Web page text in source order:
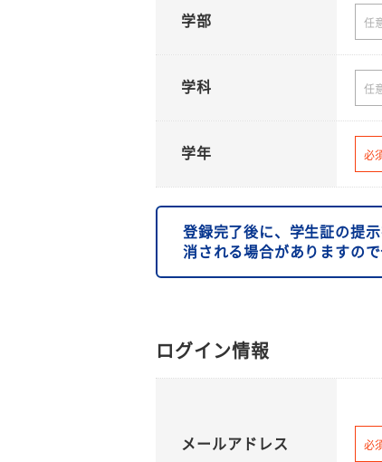
学部 任
学科 任
学年 必
登録完了後に、学生証の提
消される場合がありますので
ログイン情報
メールアドレス 必